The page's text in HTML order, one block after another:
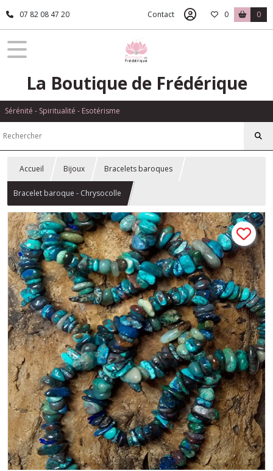
07 82 08 47 20 Contact 0 0
La Boutique de Frédérique
Sérénité - Spiritualité - Esotérisme
Accueil Bijoux Bracelets baroques
Bracelet baroque - Chrysocolle